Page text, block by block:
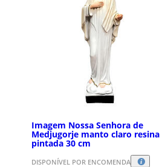
Imagem Nossa Senhora de
Medjugorje manto claro resina
pintada 30 cm
DISPONÍVEL POR ENCOMENDA